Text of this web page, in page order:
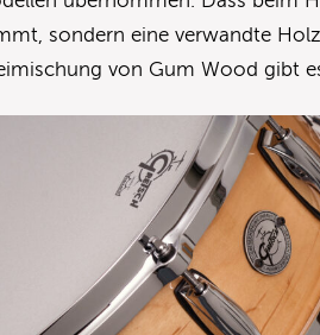
sondern eine verwandte
von Gum Wood gibt